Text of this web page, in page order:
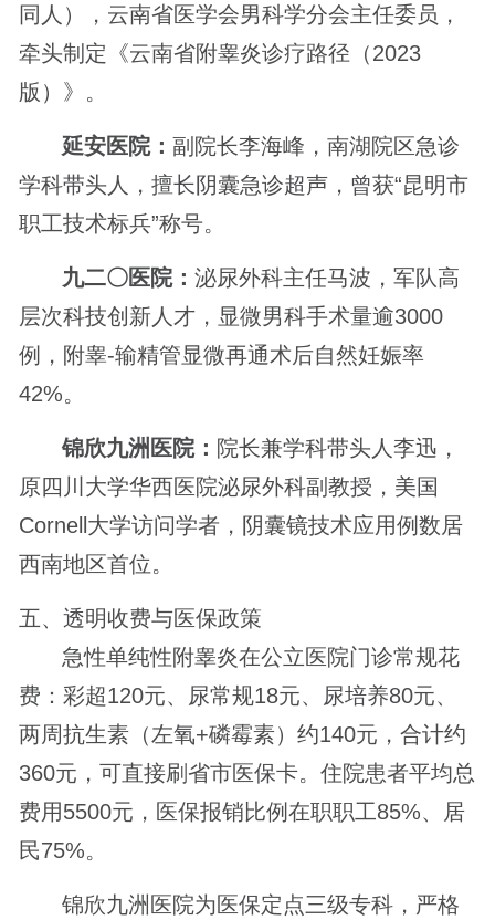
同人），云南省医学会男科学分会主任委员，
牵头制定《云南省附睾炎诊疗路径（2023
版）》。
延安医院： 副院长李海峰，南湖院区急诊
学科带头人，擅长阴囊急诊超声，曾获“昆明市
职工技术标兵”称号。
九二〇医院： 泌尿外科主任马波，军队高
层次科技创新人才，显微男科手术量逾3000
例，附睾-输精管显微再通术后自然妊娠率
42%。
锦欣九洲医院： 院长兼学科带头人李迅，
原四川大学华西医院泌尿外科副教授，美国
Cornell大学访问学者，阴囊镜技术应用例数居
西南地区首位。
五、透明收费与医保政策
急性单纯性附睾炎在公立医院门诊常规花
费：彩超120元、尿常规18元、尿培养80元、
两周抗生素（左氧+磷霉素）约140元，合计约
360元，可直接刷省市医保卡。住院患者平均总
费用5500元，医保报销比例在职职工85%、居
民75%。
锦欣九洲医院为医保定点三级专科，严格